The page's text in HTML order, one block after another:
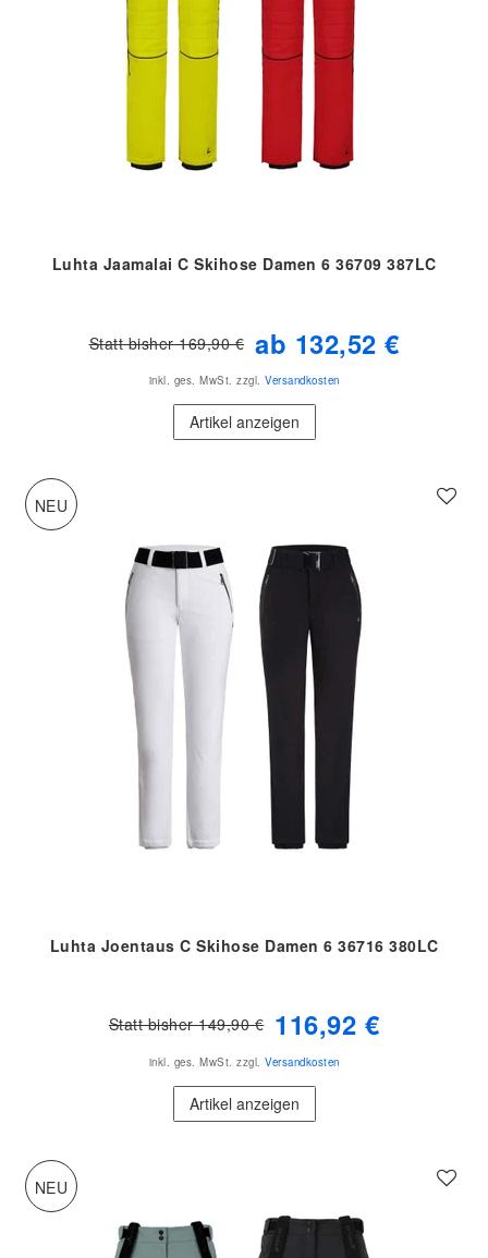
Luhta Jaamalai C Skihose Damen 6 36709 387LC
Statt bisher 169,90 € ab 132,52 €
inkl. ges. MwSt. zzgl. Versandkosten
Artikel anzeigen
NEU
Luhta Joentaus C Skihose Damen 6 36716 380LC
Statt bisher 149,90 € 116,92 €
inkl. ges. MwSt. zzgl. Versandkosten
Artikel anzeigen
NEU